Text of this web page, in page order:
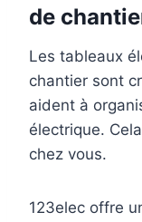
de
Les tableaux
chantier sont
aident à
électrique.
chez vous.
123elec offre